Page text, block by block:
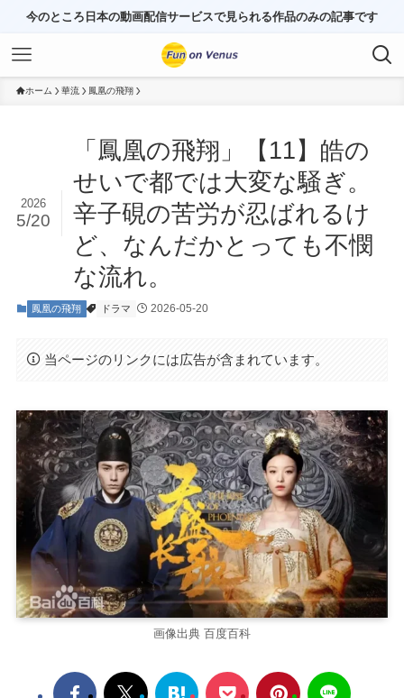
今のところ日本の動画配信サービスで見られる作品のみの記事です
ホーム 華流 鳳凰の飛翔
「鳳凰の飛翔」【11】皓の
せいで都では大変な騒ぎ。
辛子硯の苦労が忍ばれるけ
ど、なんだかとっても不憫
な流れ。
2026
5/20
鳳凰の飛翔 ドラマ 2026-05-20
当ページのリンクには広告が含まれています。
画像出典 百度百科